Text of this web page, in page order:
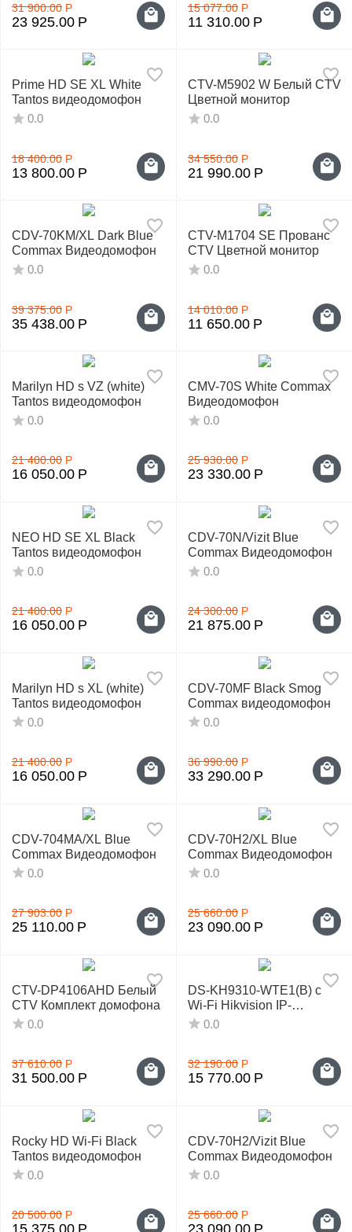
31 900.00 Р
23 925.00 Р
15 077.00 Р
11 310.00 Р
Prime HD SE XL White
Tantos видеодомофон
0.0
18 400.00 Р
13 800.00 Р
CTV-M5902 W Белый CTV
Цветной монитор
0.0
34 550.00 Р
21 990.00 Р
CDV-70KM/XL Dark Blue
Commax Видеодомофон
0.0
39 375.00 Р
35 438.00 Р
CTV-M1704 SE Прованс
CTV Цветной монитор
0.0
14 010.00 Р
11 650.00 Р
Marilyn HD s VZ (white)
Tantos видеодомофон
0.0
21 400.00 Р
16 050.00 Р
CMV-70S White Commax
Видеодомофон
0.0
25 930.00 Р
23 330.00 Р
NEO HD SE XL Black
Tantos видеодомофон
0.0
21 400.00 Р
16 050.00 Р
CDV-70N/Vizit Blue
Commax Видеодомофон
0.0
24 300.00 Р
21 875.00 Р
Marilyn HD s XL (white)
Tantos видеодомофон
0.0
21 400.00 Р
16 050.00 Р
CDV-70MF Black Smog
Commax видеодомофон
0.0
36 990.00 Р
33 290.00 Р
CDV-704MA/XL Blue
Commax Видеодомофон
0.0
27 903.00 Р
25 110.00 Р
CDV-70H2/XL Blue
Commax Видеодомофон
0.0
25 660.00 Р
23 090.00 Р
CTV-DP4106AHD Белый
CTV Комплект домофона
0.0
37 610.00 Р
31 500.00 Р
DS-KH9310-WTE1(B) с
Wi-Fi Hikvision IP-
видеодомофон
0.0
32 190.00 Р
15 770.00 Р
Rocky HD Wi-Fi Black
Tantos видеодомофон
0.0
20 500.00 Р
15 375.00 Р
CDV-70H2/Vizit Blue
Commax Видеодомофон
0.0
25 660.00 Р
23 090.00 Р